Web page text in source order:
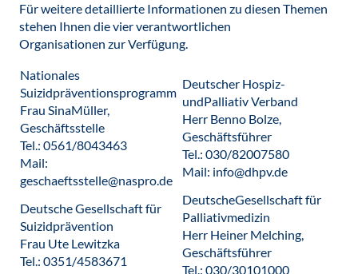
Für weitere detaillierte Informationen zu diesen Themen
stehen Ihnen die vier verantwortlichen
Organisationen zur Verfügung.
Nationales
Suizidpräventionsprogramm
Frau SinaMüller,
Geschäftsstelle
Tel.: 0561/8043463
Mail:
geschaeftsstelle@naspro.de
Deutscher Hospiz-
undPalliativ Verband
Herr Benno Bolze,
Geschäftsführer
Tel.: 030/82007580
Mail: info@dhpv.de
Deutsche Gesellschaft für
Suizidprävention
Frau Ute Lewitzka
Tel.: 0351/4583671
DeutscheGesellschaft für
Palliativmedizin
Herr Heiner Melching,
Geschäftsführer
Tel.: 030/30101000